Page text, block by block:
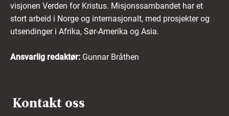
visjonen Verden for Kristus. Misjonssambandet har et
stort arbeid i Norge og internasjonalt, med prosjekter og
utsendinger i Afrika, Sør-Amerika og Asia.
Ansvarlig redaktør: Gunnar Bråthen
Kontakt oss